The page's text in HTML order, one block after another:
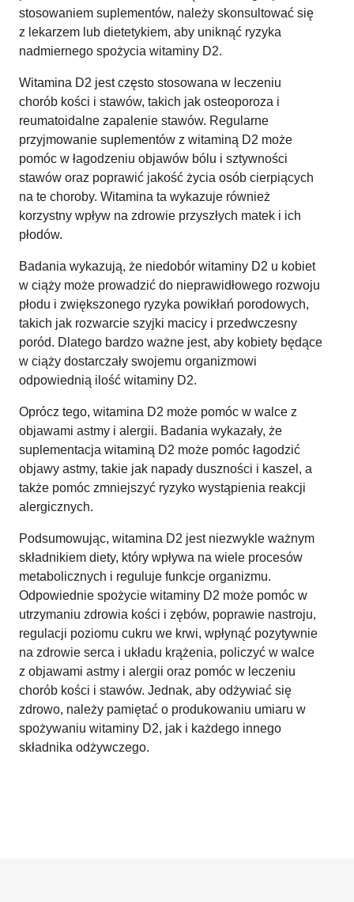
stosowaniem suplementów, należy skonsultować się
z lekarzem lub dietetykiem, aby uniknąć ryzyka
nadmiernego spożycia witaminy D2.
Witamina D2 jest często stosowana w leczeniu
chorób kości i stawów, takich jak osteoporoza i
reumatoidalne zapalenie stawów. Regularne
przyjmowanie suplementów z witaminą D2 może
pomóc w łagodzeniu objawów bólu i sztywności
stawów oraz poprawić jakość życia osób cierpiących
na te choroby. Witamina ta wykazuje również
korzystny wpływ na zdrowie przyszłych matek i ich
płodów.
Badania wykazują, że niedobór witaminy D2 u kobiet
w ciąży może prowadzić do nieprawidłowego rozwoju
płodu i zwiększonego ryzyka powikłań porodowych,
takich jak rozwarcie szyjki macicy i przedwczesny
poród. Dlatego bardzo ważne jest, aby kobiety będące
w ciąży dostarczały swojemu organizmowi
odpowiednią ilość witaminy D2.
Oprócz tego, witamina D2 może pomóc w walce z
objawami astmy i alergii. Badania wykazały, że
suplementacja witaminą D2 może pomóc łagodzić
objawy astmy, takie jak napady duszności i kaszel, a
także pomóc zmniejszyć ryzyko wystąpienia reakcji
alergicznych.
Podsumowując, witamina D2 jest niezwykle ważnym
składnikiem diety, który wpływa na wiele procesów
metabolicznych i reguluje funkcje organizmu.
Odpowiednie spożycie witaminy D2 może pomóc w
utrzymaniu zdrowia kości i zębów, poprawie nastroju,
regulacji poziomu cukru we krwi, wpłynąć pozytywnie
na zdrowie serca i układu krążenia, policzyć w walce
z objawami astmy i alergii oraz pomóc w leczeniu
chorób kości i stawów. Jednak, aby odżywiać się
zdrowo, należy pamiętać o produkowaniu umiaru w
spożywaniu witaminy D2, jak i każdego innego
składnika odżywczego.